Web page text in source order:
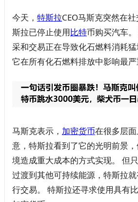
今天， 特斯拉CEO马斯克突然在
斯拉已停止使用比特币购买汽车
采和交易正在导致化石燃料消耗猛
它在所有化石燃料排放中影响最严
马斯克表示， 加密货币在很多层
意，特斯拉看到了它的光明前景
境造成重大成本的方式实现。 但
过渡到其他可持续能源，特斯拉
行交易。 特斯拉还寻求使用具有